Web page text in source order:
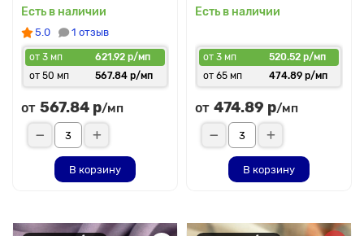
Есть в наличии
5.0 1 отзыв
от 3 мп
621.92 р/мп
от 50 мп
567.84 р/мп
от 567.84 р/мп
В корзину
Есть в наличии
от 3 мп
520.52 р/мп
от 65 мп
474.89 р/мп
от 474.89 р/мп
В корзину